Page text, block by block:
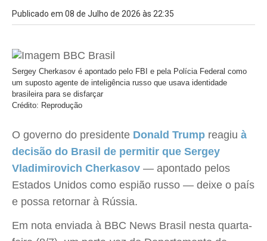
Publicado em 08 de Julho de 2026 às 22:35
Sergey Cherkasov é apontado pelo FBI e pela Polícia Federal como
um suposto agente de inteligência russo que usava identidade
brasileira para se disfarçar
Crédito: Reprodução
O governo do presidente Donald Trump reagiu à
decisão do Brasil de permitir que Sergey
Vladimirovich Cherkasov — apontado pelos
Estados Unidos como espião russo — deixe o país
e possa retornar à Rússia.
Em nota enviada à BBC News Brasil nesta quarta-